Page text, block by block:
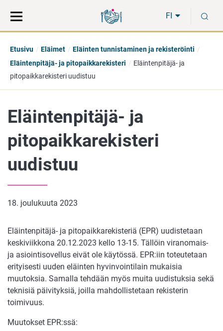
suoraan
sisältöön
koko
sivuston
FI
Etusivu Eläimet
Eläinten tunnistaminen ja rekisteröinti
Eläintenpitäjä- ja pitopaikkarekisteri
Eläintenpitäjä- ja
pitopaikkarekisteri uudistuu
Eläintenpitäjä- ja
pitopaikkarekisteri
uudistuu
18. joulukuuta 2023
Eläintenpitäjä- ja pitopaikkarekisteriä (EPR) uudistetaan
keskiviikkona 20.12.2023 kello 13-15. Tällöin viranomais-
ja asiointisovellus eivät ole käytössä. EPR:iin toteutetaan
erityisesti uuden eläinten hyvinvointilain mukaisia
muutoksia. Samalla tehdään myös muita uudistuksia sekä
teknisiä päivityksiä, joilla mahdollistetaan rekisterin
toimivuus.
Muutokset EPR:ssä: